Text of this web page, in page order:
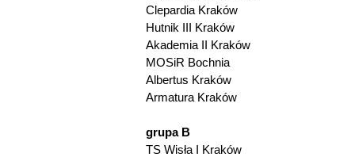
Clepardia Kraków
Hutnik III Kraków
Akademia II Kraków
MOSiR Bochnia
Albertus Kraków
Armatura Kraków
grupa B
TS Wisła I Kraków